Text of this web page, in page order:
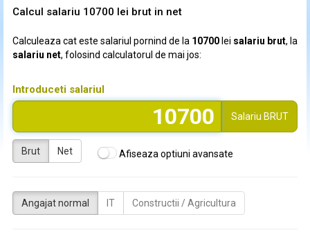
Calcul salariu 10700 lei brut in net
Calculeaza cat este salariul pornind de la 10700 lei salariu brut, la
salariu net, folosind calculatorul de mai jos:
Introduceti salariul
Salariu BRUT
Brut Net Afiseaza optiuni avansate
Angajat normal IT Constructii / Agricultura